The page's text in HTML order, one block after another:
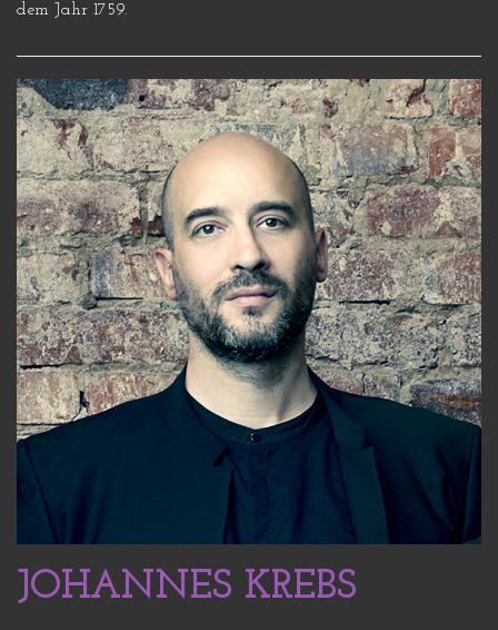
dem Jahr 1759.
JOHANNES KREBS